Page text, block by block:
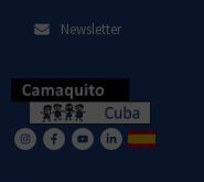
Newsletter